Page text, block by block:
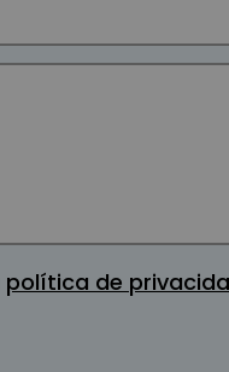
política de